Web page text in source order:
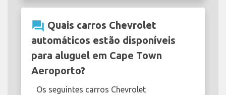
question_answer Quais carros Chevrolet
automáticos estão disponíveis
para aluguel em Cape Town
Aeroporto?
Os seguintes carros Chevrolet